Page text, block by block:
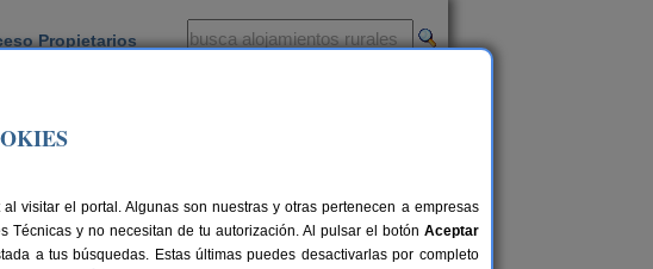
Propietarios
visitar el portal. Algunas son nuestras y otras pertenecen a empresas
Técnicas y no necesitan de tu autorización. Al pulsar el botón Aceptar
a tus búsquedas. Estas últimas puedes desactivarlas por completo